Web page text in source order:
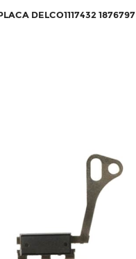
DELCO1117432 1876797